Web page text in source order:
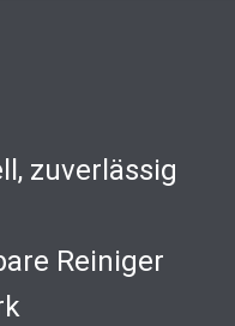
zuverlässig
Reiniger